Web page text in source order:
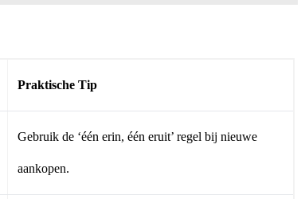
Praktische Tip
Gebruik de ‘één erin, één eruit’ regel bij nieuwe
aankopen.